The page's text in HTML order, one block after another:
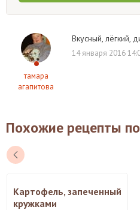
тамара
агапитова
Вкусный, лёгкий,
14 января 2016
Похожие рецепты
Картофель, запеченный
кружками